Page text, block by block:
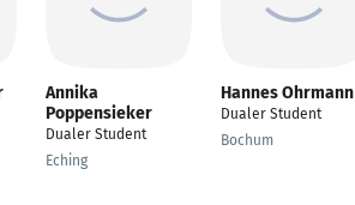
Annika
Poppensieker
Dualer Student
Eching
Hannes Ohrmann
Dualer Student
Bochum